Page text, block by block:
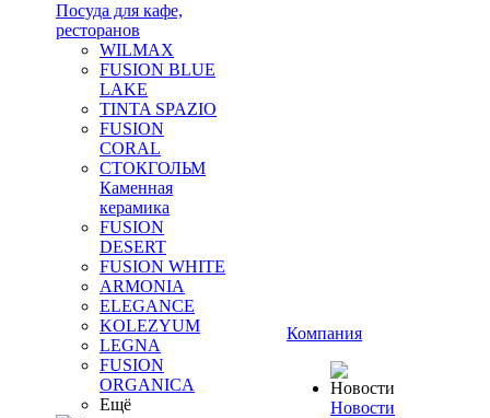
Посуда для кафе,
ресторанов
WILMAX
FUSION BLUE
LAKE
TINTA SPAZIO
FUSION
CORAL
СТОКГОЛЬМ
Каменная
керамика
FUSION
DESERT
FUSION WHITE
ARMONIA
ELEGANCE
KOLEZYUM
LEGNA
FUSION
ORGANICA
Ещё
Компания
Новости